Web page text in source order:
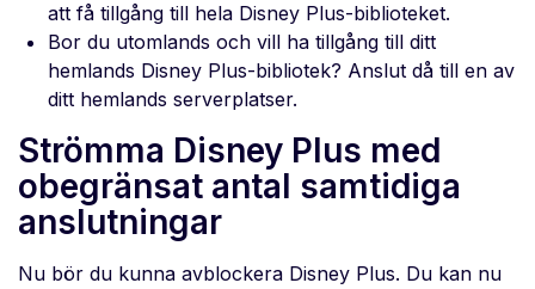
att få tillgång till hela Disney Plus-biblioteket.
Bor du utomlands och vill ha tillgång till ditt
hemlands Disney Plus-bibliotek? Anslut då till en av
ditt hemlands serverplatser.
Strömma Disney Plus med
obegränsat antal samtidiga
anslutningar
Nu bör du kunna avblockera Disney Plus. Du kan nu